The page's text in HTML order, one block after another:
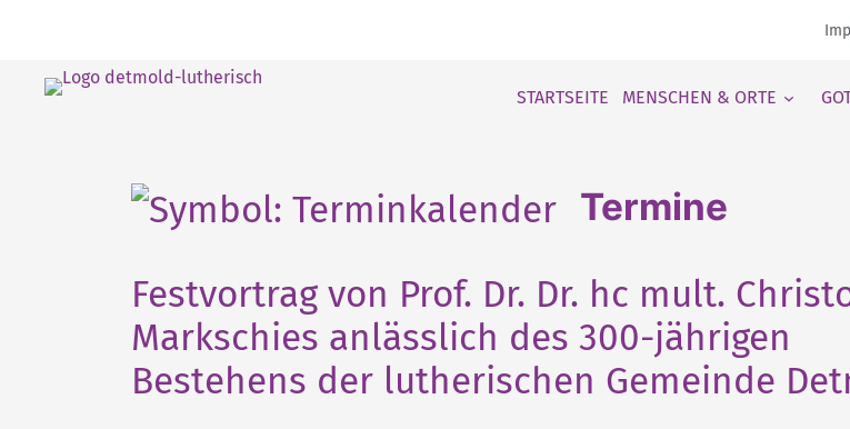
STARTSEITE MENSCHEN & ORTE
Termine
Festvortrag von Prof. Dr. Dr. hc mult.
Markschies anlässlich des 300-jährigen
Bestehens der lutherischen Gemeinde